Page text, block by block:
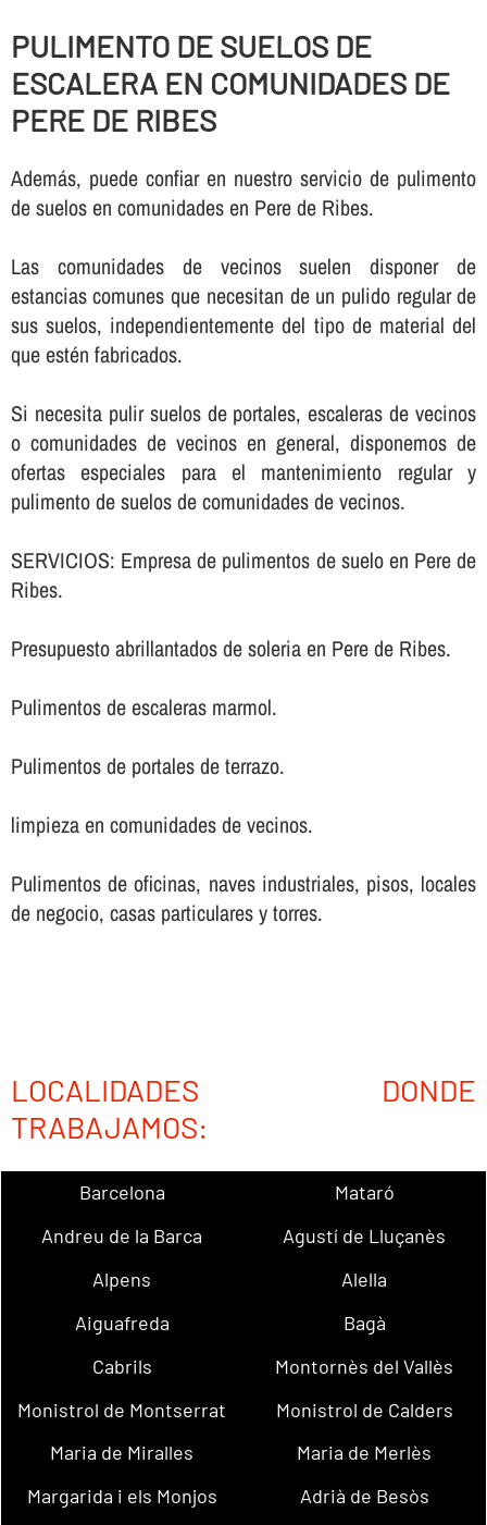
PULIMENTO DE SUELOS DE
ESCALERA EN COMUNIDADES DE
PERE DE RIBES
Además, puede confiar en nuestro servicio de pulimento
de suelos en comunidades en Pere de Ribes.
Las comunidades de vecinos suelen disponer de
estancias comunes que necesitan de un pulido regular de
sus suelos, independientemente del tipo de material del
que estén fabricados.
Si necesita pulir suelos de portales, escaleras de vecinos
o comunidades de vecinos en general, disponemos de
ofertas especiales para el mantenimiento regular y
pulimento de suelos de comunidades de vecinos.
SERVICIOS: Empresa de pulimentos de suelo en Pere de
Ribes.
Presupuesto abrillantados de soleria en Pere de Ribes.
Pulimentos de escaleras marmol.
Pulimentos de portales de terrazo.
limpieza en comunidades de vecinos.
Pulimentos de oficinas, naves industriales, pisos, locales
de negocio, casas particulares y torres.
LOCALIDADES DONDE
TRABAJAMOS:
Barcelona
Mataró
Andreu de la Barca
Agustí de Lluçanès
Alpens
Alella
Aiguafreda
Bagà
Cabrils
Montornès del Vallès
Monistrol de Montserrat
Monistrol de Calders
Maria de Miralles
Maria de Merlès
Margarida i els Monjos
Adrià de Besòs